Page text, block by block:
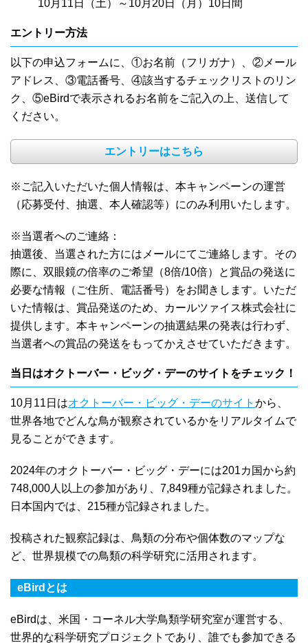
10月11日（土）～10月20日（月）10日間
エントリー方法
以下の申込フォームに、①お名前（フリガナ）、②メール
アドレス、③電話番号、④該当するチェックリストのリン
ク、⑤eBirdで表示されるお名前をご記入の上、送信して
ください。
エントリーはこちら
※ご記入いただいた個人情報は、本キャンペーンの運営
（応募受付、抽選、本人確認等）にのみ利用いたします。
※当選者へのご連絡：
抽選後、当選された方にはメールにてご連絡します。その
際に、双眼鏡の倍率のご希望（8倍/10倍）と賞品の発送に
必要な情報（ご住所、電話番号）をお聞きします。いただ
いた情報は、賞品発送のため、カールツァイス株式会社に
提供します。本キャンペーンの抽選結果の発表は行わず、
当選者への賞品の発送をもってかえさせていただきます。
当日はオクトーバー・ビッグ・デーのサイトをチェック！
10月11日はオクトーバー・ビッグ・デーのサイト から、
世界各地でどんな鳥が観察されているかをリアルタイムで
見ることができます。
2024年のオクトーバー・ビッグ・デーには201カ国から約
748,000人以上の参加があり、7,849種が記録されました。
日本国内では、215種が記録されました。
投稿された観察記録は、鳥類の分布や個体数のマップな
ど、世界規模での鳥類の科学研究に活用されます。
eBirdとは
eBirdは、米国・コーネル大学鳥類学研究室が運営する、
世界的な科学研究プロジェクトであり、誰でも参加できる